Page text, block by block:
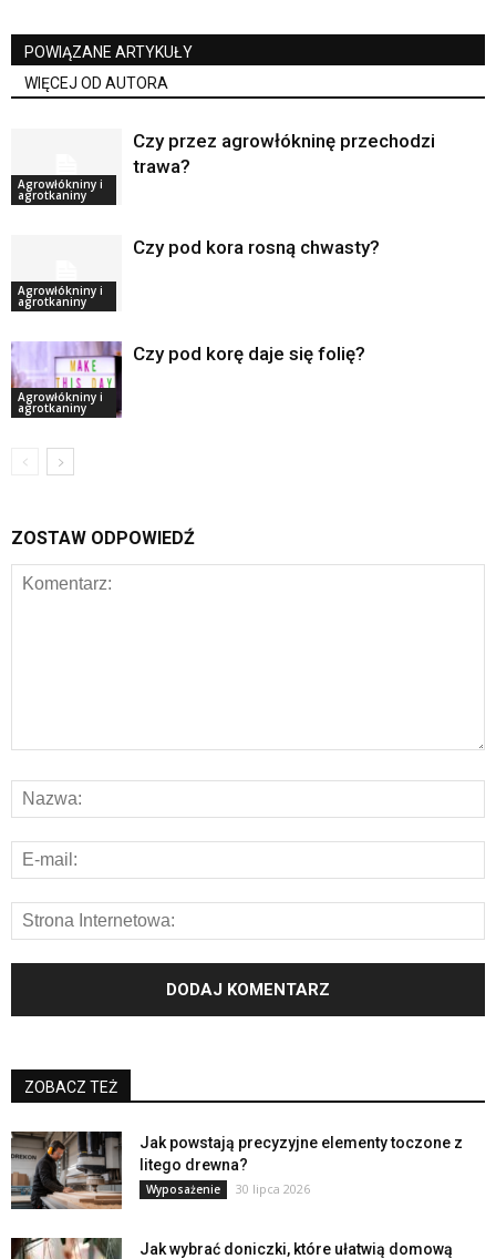
POWIĄZANE ARTYKUŁY
WIĘCEJ OD AUTORA
Agrowłókniny i
agrotkaniny
Czy przez agrowłókninę przechodzi
trawa?
Agrowłókniny i
agrotkaniny
Czy pod kora rosną chwasty?
Agrowłókniny i
agrotkaniny
Czy pod korę daje się folię?
ZOSTAW ODPOWIEDŹ
ZOBACZ TEŻ
Jak powstają precyzyjne elementy toczone z
litego drewna?
Wyposażenie 30 lipca 2026
Jak wybrać doniczki, które ułatwią domową